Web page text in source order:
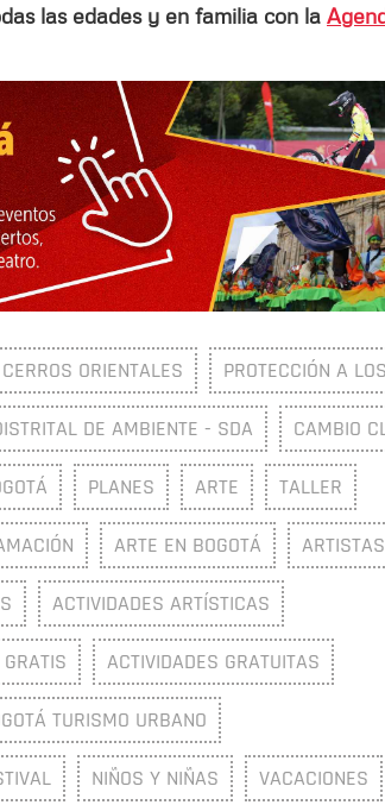
las edades y en familia con la
ORIENTALES PROTECCIÓN A
DE AMBIENTE - SDA CAMBIO
PLANES ARTE TALLER
ARTE EN BOGOTÁ ARTISTAS
ACTIVIDADES ARTÍSTICAS
ACTIVIDADES GRATUITAS
TURISMO URBANO
NIÑOS Y NIÑAS VACACIONES